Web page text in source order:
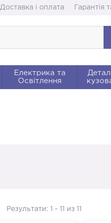
Доставка і оплата Гарантія
Електрика та
Освітлення
Результати: 1 - 11 из 11